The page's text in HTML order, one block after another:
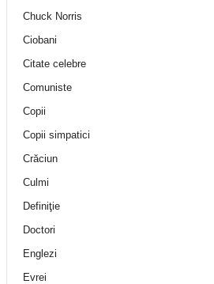
Chuck Norris
Ciobani
Citate celebre
Comuniste
Copii
Copii simpatici
Crăciun
Culmi
Definiţie
Doctori
Englezi
Evrei